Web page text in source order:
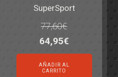
SuperSport
77,60€
El
precio
original
64,95€El
precio
actual
AÑADIR AL
CARRITO